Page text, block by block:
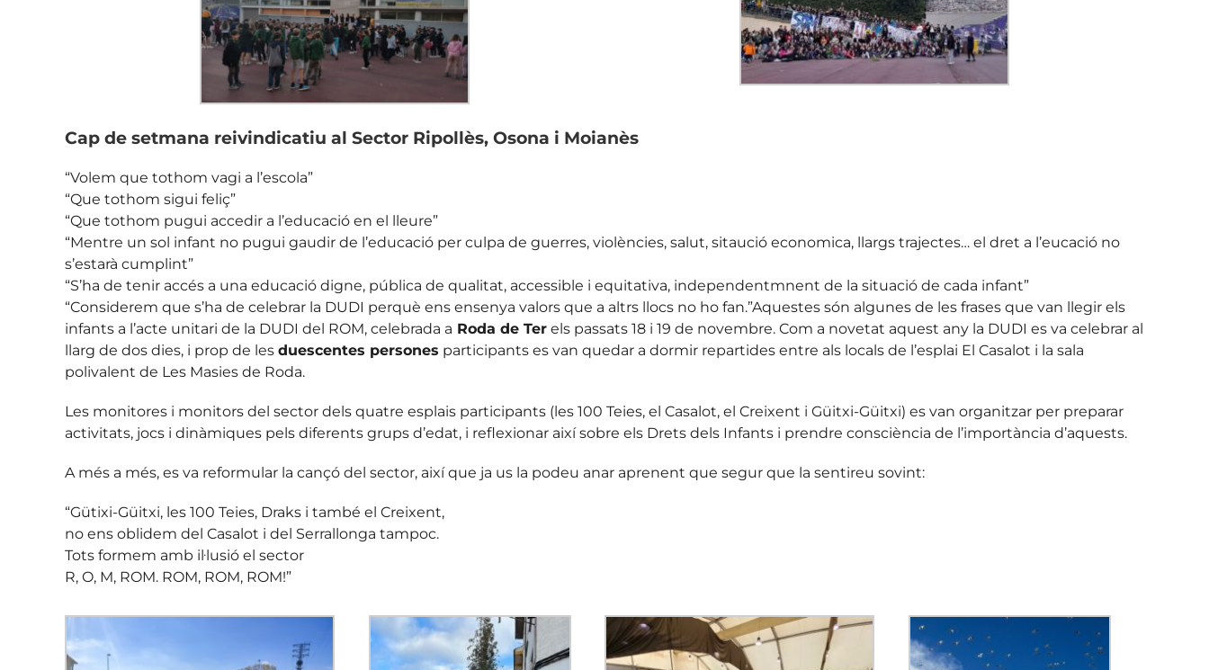
Cap de setmana reivindicatiu al Sector Ripollès, Osona i Moianès
“Volem que tothom vagi a l’escola”
“Que tothom sigui feliç”
“Que tothom pugui accedir a l’educació en el lleure”
“Mentre un sol infant no pugui gaudir de l’educació per culpa de guerres, violències, salut, sitaució economica, llargs trajectes… el dret a l’eucació no
s’estarà cumplint”
“S’ha de tenir accés a una educació digne, pública de qualitat, accessible i equitativa, independentmnent de la situació de cada infant”
“Considerem que s’ha de celebrar la DUDI perquè ens ensenya valors que a altrs llocs no ho fan.”Aquestes són algunes de les frases que van llegir els
infants a l’acte unitari de la DUDI del ROM, celebrada a Roda de Ter els passats 18 i 19 de novembre. Com a novetat aquest any la DUDI es va celebrar al
llarg de dos dies, i prop de les duescentes persones participants es van quedar a dormir repartides entre als locals de l’esplai El Casalot i la sala
polivalent de Les Masies de Roda.
Les monitores i monitors del sector dels quatre esplais participants (les 100 Teies, el Casalot, el Creixent i Güitxi-Güitxi) es van organitzar per preparar
activitats, jocs i dinàmiques pels diferents grups d’edat, i reflexionar així sobre els Drets dels Infants i prendre consciència de l’importància d’aquests.
A més a més, es va reformular la cançó del sector, així que ja us la podeu anar aprenent que segur que la sentireu sovint:
“Gütixi-Güitxi, les 100 Teies, Draks i també el Creixent,
no ens oblidem del Casalot i del Serrallonga tampoc.
Tots formem amb il·lusió el sector
R, O, M, ROM. ROM, ROM, ROM!”